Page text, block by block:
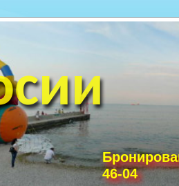
46-04
фото горы Крыма,
Крыма